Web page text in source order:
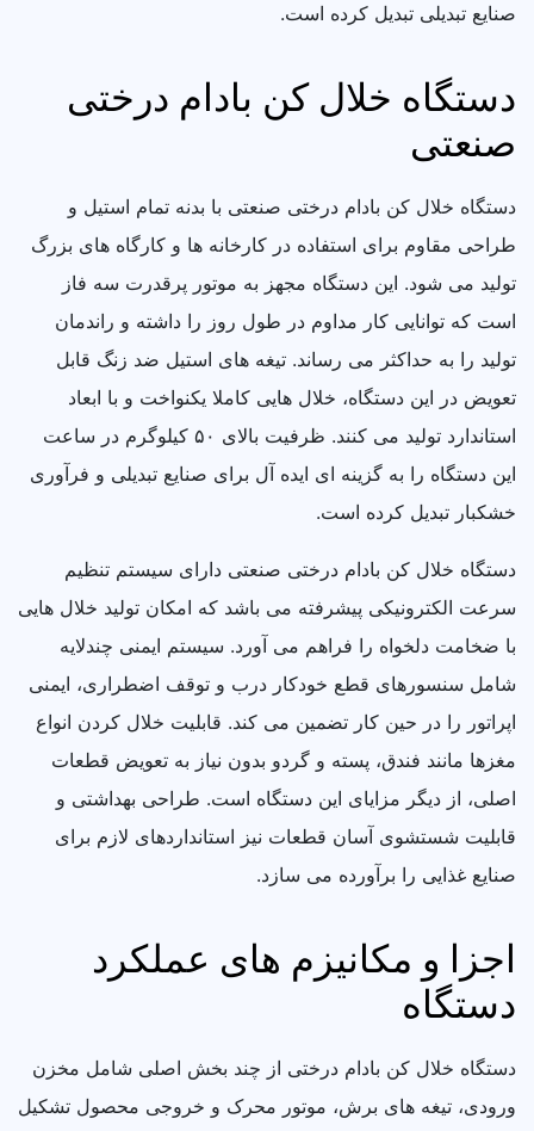
صنایع تبدیلی تبدیل کرده است.
دستگاه خلال کن بادام درختی
صنعتی
دستگاه خلال کن بادام درختی صنعتی با بدنه تمام استیل و
طراحی مقاوم برای استفاده در کارخانه ها و کارگاه های بزرگ
تولید می شود. این دستگاه مجهز به موتور پرقدرت سه فاز
است که توانایی کار مداوم در طول روز را داشته و راندمان
تولید را به حداکثر می رساند. تیغه های استیل ضد زنگ قابل
تعویض در این دستگاه، خلال هایی کاملا یکنواخت و با ابعاد
استاندارد تولید می کنند. ظرفیت بالای ۵۰ کیلوگرم در ساعت
این دستگاه را به گزینه ای ایده آل برای صنایع تبدیلی و فرآوری
خشکبار تبدیل کرده است.
دستگاه خلال کن بادام درختی صنعتی دارای سیستم تنظیم
سرعت الکترونیکی پیشرفته می باشد که امکان تولید خلال هایی
با ضخامت دلخواه را فراهم می آورد. سیستم ایمنی چندلایه
شامل سنسورهای قطع خودکار درب و توقف اضطراری، ایمنی
اپراتور را در حین کار تضمین می کند. قابلیت خلال کردن انواع
مغزها مانند فندق، پسته و گردو بدون نیاز به تعویض قطعات
اصلی، از دیگر مزایای این دستگاه است. طراحی بهداشتی و
قابلیت شستشوی آسان قطعات نیز استانداردهای لازم برای
صنایع غذایی را برآورده می سازد.
اجزا و مکانیزم های عملکرد
دستگاه
دستگاه خلال کن بادام درختی از چند بخش اصلی شامل مخزن
ورودی، تیغه های برش، موتور محرک و خروجی محصول تشکیل